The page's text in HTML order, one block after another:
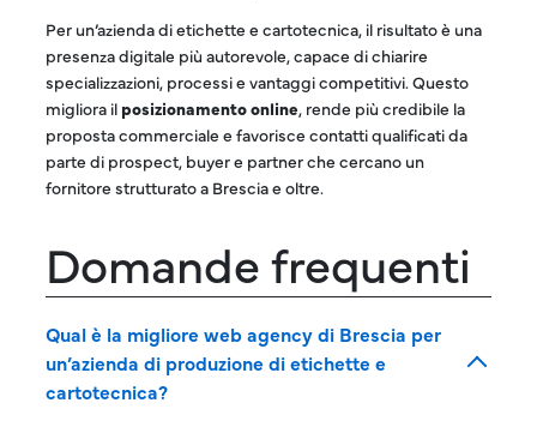
Per un’azienda di etichette e cartotecnica, il risultato è una
presenza digitale più autorevole, capace di chiarire
specializzazioni, processi e vantaggi competitivi. Questo
migliora il posizionamento online, rende più credibile la
proposta commerciale e favorisce contatti qualificati da
parte di prospect, buyer e partner che cercano un
fornitore strutturato a Brescia e oltre.
Domande frequenti
Qual è la migliore web agency di Brescia per
un’azienda di produzione di etichette e
cartotecnica?